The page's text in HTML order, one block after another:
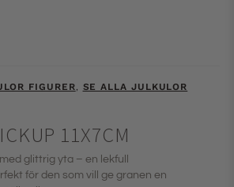
FIGURER, SE ALLA JULKULOR
11X7CM
glittrig yta – en lekfull
för den som vill ge granen en